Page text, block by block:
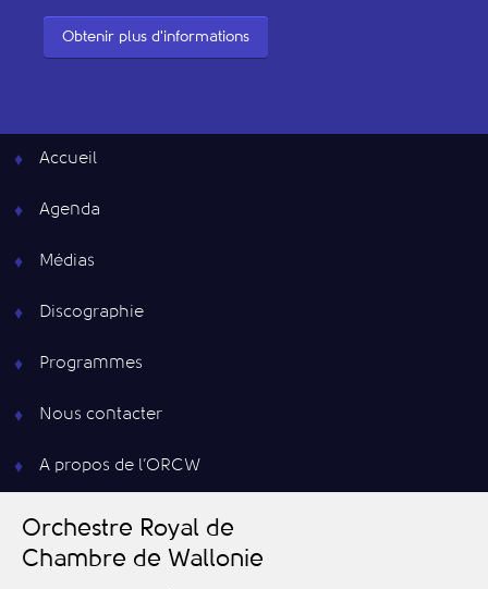
Obtenir plus d'informations
Accueil
Agenda
Médias
Discographie
Programmes
Nous contacter
A propos de l’ORCW
Orchestre Royal de
Chambre de Wallonie